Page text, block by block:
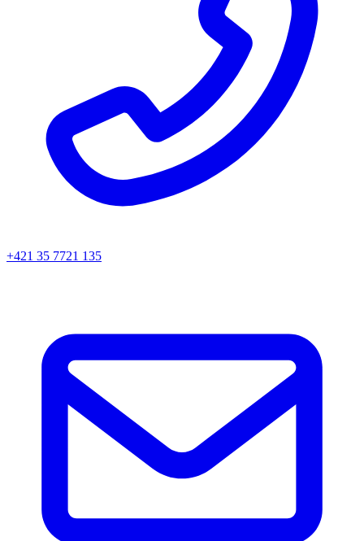
+421 35 7721 135